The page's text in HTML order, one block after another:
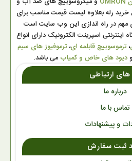
رله بعلاوه لیست قیمت مناسب برای
مهم در راه اندازی این وب سایت است
اینترنتی اسپرینت الکترونیک دارای انواع
، ترموسوییچ قابلمه ای، ترموفیوز های سیم
ودیود های خاص و کمیابمی باشد.
های ارتباطی
درباره ما
تماس با ما
و پیشنهادات
ثبت سفارش